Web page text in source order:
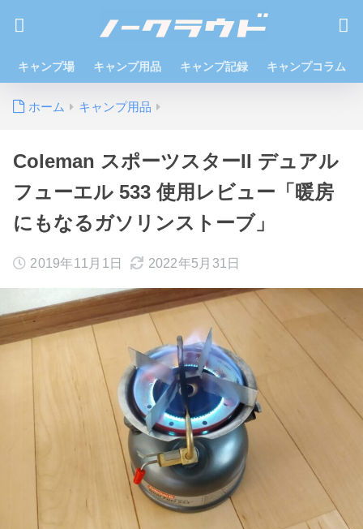
キャンプ場 キャンプ用品 キャンプ記録 キャンプコラム
ホーム キャンプ用品
Coleman スポーツスターII デュアル
フューエル 533 使用レビュー「暖房
にもなるガソリンストーブ」
2019年11月1日 2022年5月31日